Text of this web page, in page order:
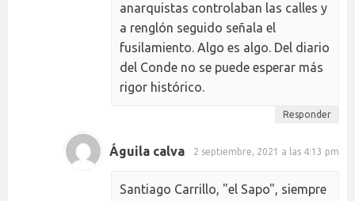
anarquistas controlaban las calles y
a renglón seguido señala el
fusilamiento. Algo es algo. Del diario
del Conde no se puede esperar más
rigor histórico.
Responder
Águila calva 2 septiembre, 2021 a las 4:13 pm
Santiago Carrillo, "el Sapo", siempre